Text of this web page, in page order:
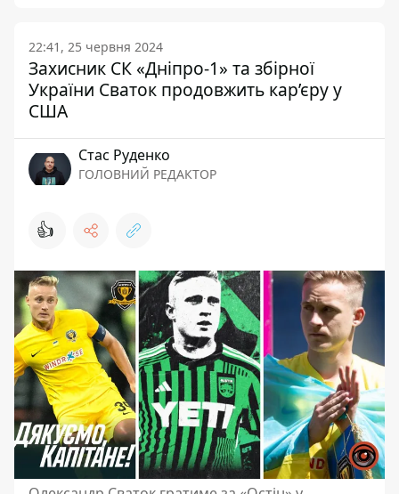
22:41, 25 червня 2024
Захисник СК «Дніпро-1» та збірної
України Сваток продовжить кар’єру у
США
Стас Руденко
ГОЛОВНИЙ РЕДАКТОР
👍